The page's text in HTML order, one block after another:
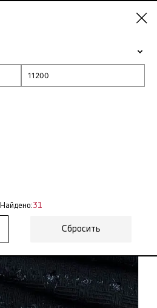
Найдено:31
Сбросить